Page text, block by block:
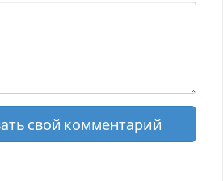
свой комментарий